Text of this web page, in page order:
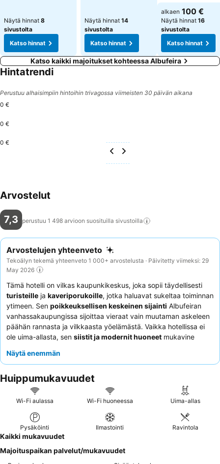
Näytä hinnat 8
sivustolta
Katso hinnat
Näytä hinnat 14
sivustolta
Katso hinnat
alkaen 100 €
Näytä hinnat 16
sivustolta
Katso hinnat
Katso kaikki majoitukset kohteessa Albufeira
Hintatrendi
Perustuu alhaisimpiin hintoihin trivagossa viimeisten 30 päivän aikana
0 €
0 €
0 €
Arvostelut
7,3 perustuu 1 498 arvioon suosituilla sivustoilla
Arvostelujen yhteenveto
Tekoälyn tekemä yhteenveto 1 000+ arvostelusta · Päivitetty viimeksi: 29
May 2026
Tämä hotelli on vilkas kaupunkikeskus, joka sopii täydellisesti
turisteille ja kaveriporukoille, jotka haluavat sukeltaa toiminnan
ytimeen. Sen poikkeuksellisen keskeinen sijainti Albufeiran
vanhassakaupungissa sijoittaa vieraat vain muutaman askeleen
päähän rannasta ja vilkkaasta yöelämästä. Vaikka hotellissa ei
ole uima-allasta, sen siistit ja modernit huoneet mukavine
jälkeen. Vieraat kehuvat jatkuvasti
aamiaisbuffetia, vaikka jotkut tuotteet saavatkin ristiriitaisia
arvioita. Parhaan kokemuksen saamiseksi kannattaa pyytää
huonetta kauempaa kadulta, jotta vilkkaan ympäristön melu
Näytä enemmän
Huippumukavuudet
Wi-Fi aulassa Wi-Fi huoneessa Uima-allas
Pysäköinti Ilmastointi Ravintola
Kaikki mukavuudet
Majoituspaikan palvelut/mukavuudet